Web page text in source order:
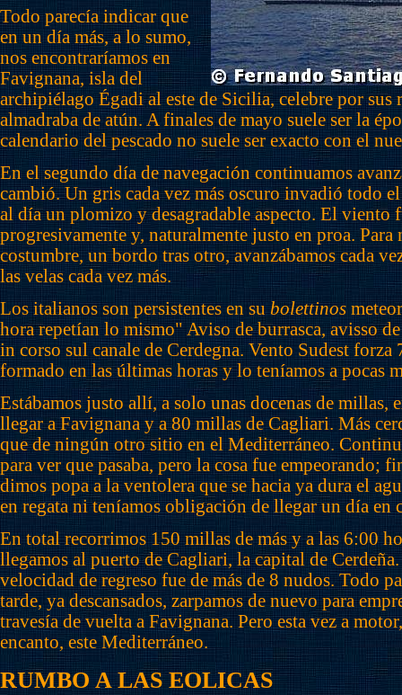
Todo parecía indicar que
en un día más, a lo sumo,
nos encontraríamos en
Favignana, isla del
archipiélago Égadi al este de Sicilia, celebre por sus
almadraba de atún. A finales de mayo suele ser la
calendario del pescado no suele ser exacto con el
En el segundo día de navegación continuamos
cambió. Un gris cada vez más oscuro invadió todo
al día un plomizo y desagradable aspecto. El viento
progresivamente y, naturalmente justo en proa. Para
costumbre, un bordo tras otro, avanzábamos cada
las velas cada vez más.
Los italianos son persistentes en subolettinos
hora repetían lo mismo" Aviso de burrasca, avisso
in corso sul canale de Cerdegna. Vento Sudest
formado en las últimas horas y lo teníamos a pocas
Estábamos justo allí, a solo unas docenas de millas,
llegar a Favignana y a 80 millas de Cagliari. Más
que de ningún otro sitio en el Mediterráneo.
para ver que pasaba, pero la cosa fue empeorando;
dimos popa a la ventolera que se hacia ya dura el
en regata ni teníamos obligación de llegar un día en
En total recorrimos 150 millas de más y a las 6:00
llegamos al puerto de Cagliari, la capital de
velocidad de regreso fue de más de 8 nudos. Todo
tarde, ya descansados, zarpamos de nuevo para
travesía de vuelta a Favignana. Pero esta vez a
encanto, este Mediterráneo.
RUMBO A LAS EOLICAS